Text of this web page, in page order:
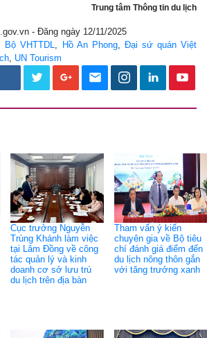
Trung tâm Thông tin du lịch
- Đăng ngày 12/11/2025
Bộ VHTTDL Hồ An Phong, Đại sứ quán Việt
UN Tourism
Cục trưởng Nguyễn
Trùng Khánh làm việc
tại Lâm Đồng về công
tác quản lý và kinh
doanh cơ sở lưu trú
du lịch trên địa bàn
Tham vấn ý kiến
chuyên gia về Bộ tiêu
chí đánh giá điểm đến
du lịch nông thôn gắn
với tăng trưởng xanh